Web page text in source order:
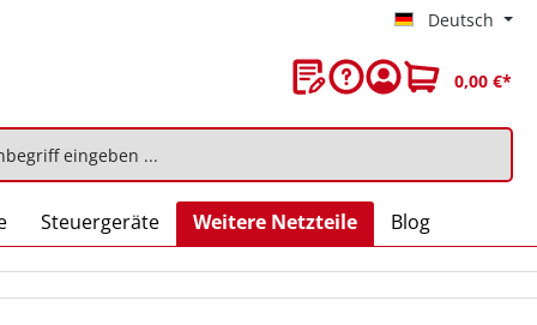
Deutsch
0,00 €*
Steuergeräte Weitere Netzteile Blog